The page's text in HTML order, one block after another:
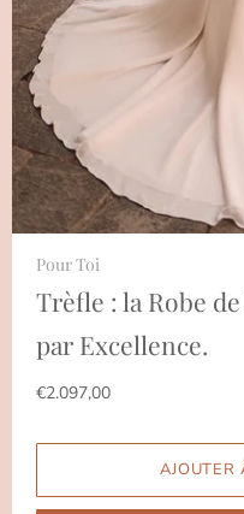
Pour Toi
Trèfle : la Robe
par Excellence.
€2.097,00